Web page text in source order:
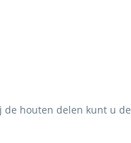
houten delen kunt u de